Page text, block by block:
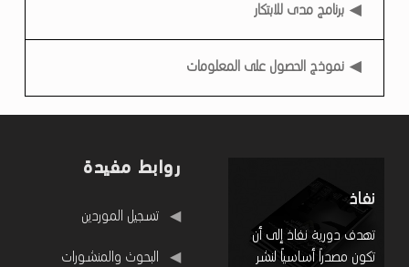
برنامج مدى للابتكار
نموذج الحصول على المعلومات
نفاذ
تهدف دورية نفاذ إلى أن
تكون مصدراً أساسياً لنشر
روابط مفيدة
تسجيل الموردين
البحوث والمنشورات